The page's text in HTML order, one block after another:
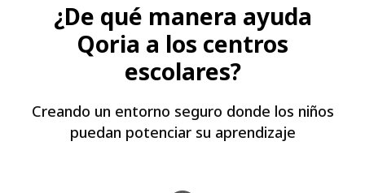
¿De qué manera ayuda
Qoria a los centros
escolares?
Creando un entorno seguro donde los niños
puedan potenciar su aprendizaje